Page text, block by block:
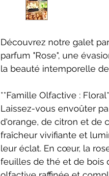
Découvrez notre galet
parfum "Rose", une
la beauté intemporelle
**Famille Olfactive :
Laissez-vous envoûter
d'orange, de citron et de
fraîcheur vivifiante et
leur éclat. En cœur, la
feuilles de thé et de bois